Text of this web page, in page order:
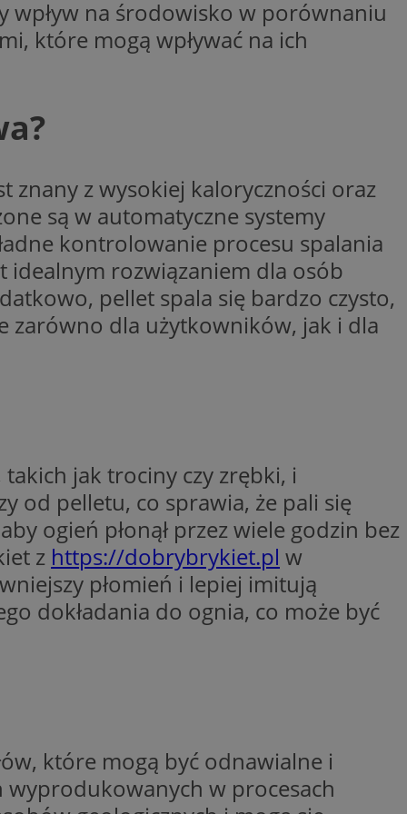
wpływ na środowisko w porównaniu
które mogą wpływać na ich
z wysokiej kaloryczności oraz
są w automatyczne systemy
kontrolowanie procesu spalania
idealnym rozwiązaniem dla osób
pellet spala się bardzo czysto,
zarówno dla użytkowników, jak i dla
jak trociny czy zrębki, i
od pelletu, co sprawia, że pali się
ogień płonął przez wiele godzin bez
z https://dobrybrykiet.pl w
płomień i lepiej imitują
dokładania do ognia, co może być
które mogą być odnawialne i
wyprodukowanych w procesach
sesji.
sesji.
dotyczące zgody
ustawienia
usługę Cookie-
pliki cookie. Jest
Script.com
ludzi i botów.
ponieważ
na temat
ludzi i botów.
ponieważ
o tym, jak
na przykład
o
Informacje te
internetowej
pomagając
wydajność
do
cookie służy do
przypisanie
klienta. Jest
witrynie i służy
sesji i
(którego
czy przeglądarka
Doubleclick i
wszelkie
przed
w celu
funkcji
które